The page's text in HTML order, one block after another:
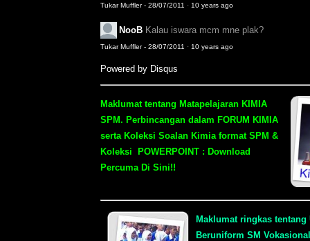
Tukar Muffler - 28/07/2011 · 10 years ago
NooB Kalau iswara mcm mne plak?
Tukar Muffler - 28/07/2011 · 10 years ago
Powered by Disqus
Maklumat tentang Matapelajaran KIMIA
SPM. Perbincangan dalam FORUM KIMIA
serta Koleksi Soalan Kimia format SPM &
Koleksi POWERPOINT : Download
Percuma Di Sini!!
Maklumat ringkas tentang
Beruniform SM